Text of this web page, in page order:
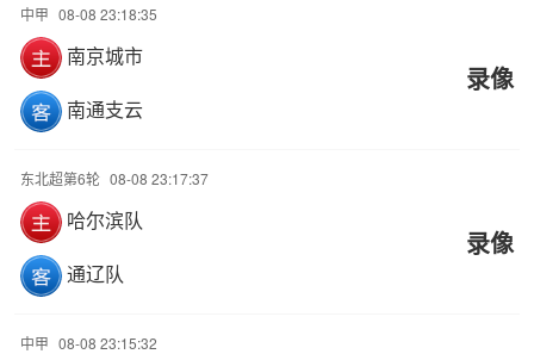
中甲 08-08 23:18:35
南京城市
南通支云
录像
东北超第6轮 08-08 23:17:37
哈尔滨队
通辽队
录像
中甲 08-08 23:15:32